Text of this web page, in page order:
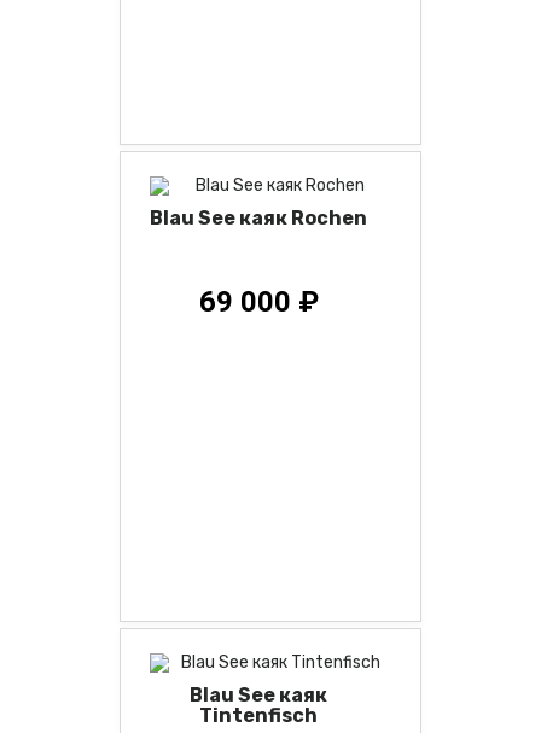
Blau See каяк Rochen
69 000 ₽
Blau See каяк
Tintenfisch